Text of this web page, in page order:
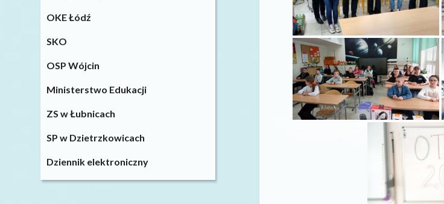
OKE Łódź
SKO
OSP Wójcin
Ministerstwo Edukacji
ZS w Łubnicach
SP w Dzietrzkowicach
Dziennik elektroniczny